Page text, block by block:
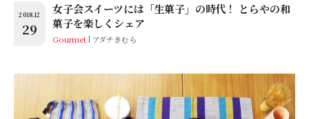
2018.12
29
女子会スイーツには「生菓子」の時代！ とらやの和
菓子を楽しくシェア
Gourmet アダチきむら